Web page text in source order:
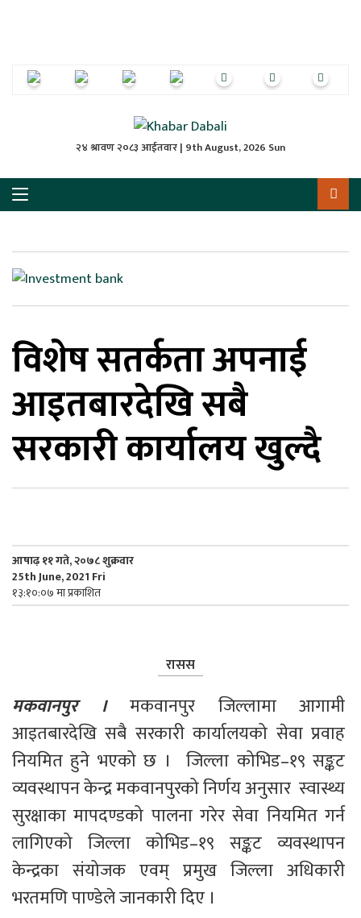
२४ श्रावण २०८३ आईतवार | 9th August, 2026 Sun
विशेष सतर्कता अपनाई
आइतबारदेखि सबै
सरकारी कार्यालय खुल्दै
आषाढ़ ११ गते, २०७८ शुक्रवार
25th June, 2021 Fri
१३:१०:०७ मा प्रकाशित
रासस
मकवानपुर । मकवानपुर जिल्लामा आगामी
आइतबारदेखि सबै सरकारी कार्यालयको सेवा प्रवाह
नियमित हुने भएको छ ।  जिल्ला कोभिड–१९ सङ्कट
व्यवस्थापन केन्द्र मकवानपुरको निर्णय अनुसार  स्वास्थ्य
सुरक्षाका मापदण्डको पालना गरेर सेवा नियमित गर्न
लागिएको जिल्ला कोभिड–१९ सङ्कट व्यवस्थापन
केन्द्रका संयोजक एवम् प्रमुख जिल्ला अधिकारी
भरतमणि पाण्डेले जानकारी दिए ।